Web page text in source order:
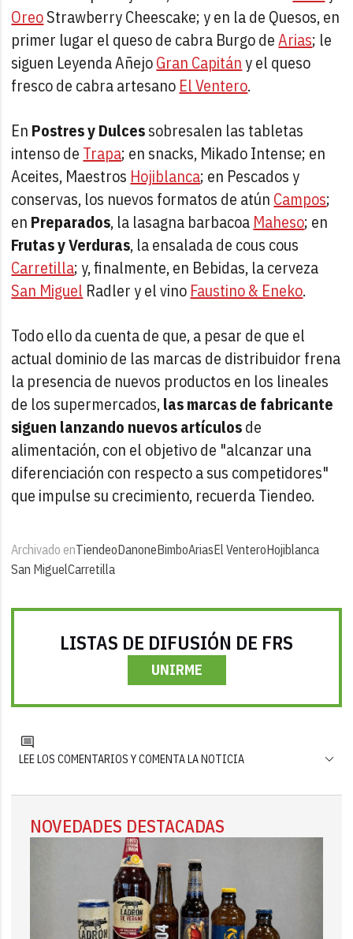
OreoStrawberry Cheescake; y en la de Quesos, en
primer lugar el queso de cabra Burgo deArias; le
siguen Leyenda AñejoGran Capitány el queso
fresco de cabra artesano El Ventero.
En Postres y Dulcessobresalen las tabletas
intenso de Trapa; en snacks, Mikado Intense; en
Aceites, Maestros Hojiblanca; en Pescados y
conservas, los nuevos formatos de atún Campos;
en Preparados, la lasagna barbacoa Maheso; en
Frutas y Verduras, la ensalada de cous cous
Carretilla; y, finalmente, en Bebidas, la cerveza
San Miguel Radler y el vino Faustino & Eneko.
Todo ello da cuenta de que, a pesar de que el
actual dominio de las marcas de distribuidor frena
la presencia de nuevos productos en los lineales
de los supermercados,las marcas de fabricante
siguen lanzando nuevos artículosde
alimentación, con el objetivo de "alcanzar una
diferenciación con respecto a sus competidores"
que impulse su crecimiento, recuerda Tiendeo.
Archivado enTiendeoDanoneBimboAriasEl VenteroHojiblanca
San MiguelCarretilla
LISTAS DE DIFUSIÓN DE FRS
UNIRME
LEE LOS COMENTARIOS Y COMENTA LA NOTICIA
NOVEDADES DESTACADAS